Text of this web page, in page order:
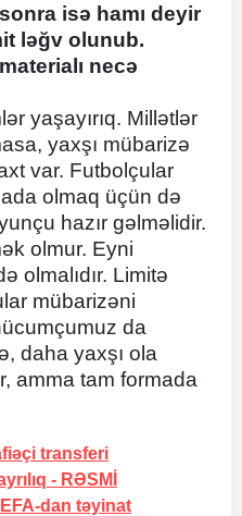
isə hamı deyir
ləğv olunub.
necə
yaşayırıq. Millətlər
yaxşı mübarizə
var. Futbolçular
olmaq üçün də
hazır gəlməlidir.
olmur. Eyni
olmalıdır. Limitə
mübarizəni
da
daha yaxşı ola
amma tam formada
transferi
- RƏSMİ
dan təyinat